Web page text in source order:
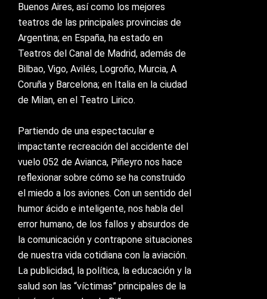
Buenos Aires, así como los mejores
teatros de las principales provincias de
Argentina; en España, ha estado en
Teatros del Canal de Madrid, además de
Bilbao, Vigo, Avilés, Logroño, Murcia, A
Coruña y Barcelona; en Italia en la ciudad
de Milan, en el Teatro Lirico.
Partiendo de una espectacular e
impactante recreación del accidente del
vuelo 052 de Avianca, Piñeyro nos hace
reflexionar sobre cómo se ha construido
el miedo a los aviones. Con un sentido del
humor ácido e inteligente, nos habla del
error humano, de los fallos y absurdos de
la comunicación y contrapone situaciones
de nuestra vida cotidiana con la aviación.
La publicidad, la política, la educación y la
salud son las “víctimas” principales de la